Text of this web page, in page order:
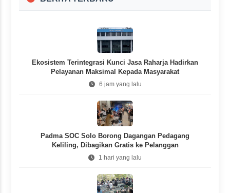
Ekosistem Terintegrasi Kunci Jasa Raharja Hadirkan
Pelayanan Maksimal Kepada Masyarakat
6 jam yang lalu
Padma SOC Solo Borong Dagangan Pedagang
Keliling, Dibagikan Gratis ke Pelanggan
1 hari yang lalu